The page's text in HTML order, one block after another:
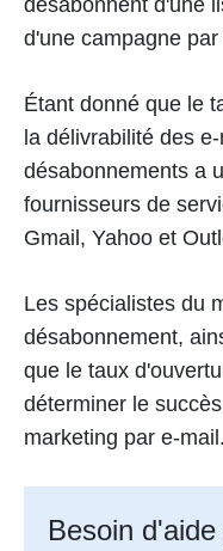
d'une campagne par
Étant donné que le
la délivrabilité des
désabonnements a
fournisseurs de
Gmail, Yahoo et
Les spécialistes du
désabonnement,
que le taux
déterminer le
marketing par e-mail.
Besoin